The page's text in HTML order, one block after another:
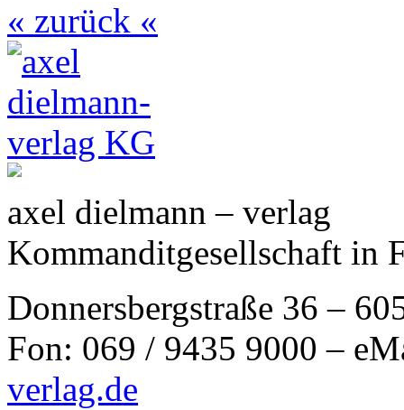
« zurück «
axel dielmann – verlag
Kommanditgesellschaft in
Donnersbergstraße 36 –
Fon: 069 / 9435 9000 –
verlag.de